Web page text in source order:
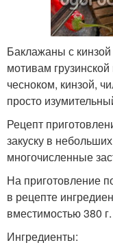
Баклажаны с кинзой
мотивам
чесноком, кинзой,
просто
Рецепт
закуску в
многочисленные
На приготовление
в рецепте
вместимостью 380 г.
Ингредиенты: